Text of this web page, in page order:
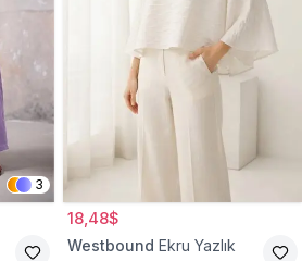
3
18,48$
Westbound Ekru Yazlık